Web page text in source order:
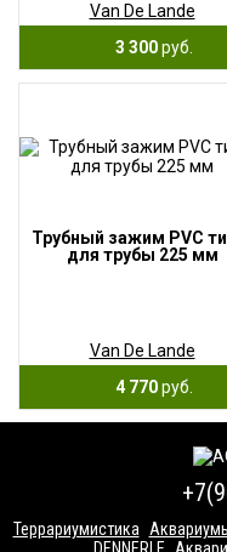
Van De Lande
3 300руб.
Трубный зажим PVC
для трубы 225 мм
Van De Lande
4 770руб.
Террариумистика